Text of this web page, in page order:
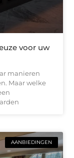
voor uw
manieren
Maar welke
AANBIEDINGEN